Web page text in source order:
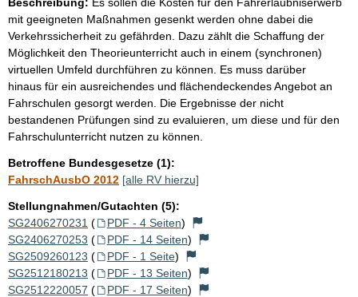
mit geeigneten Maßnahmen gesenkt werden ohne dabei die
Verkehrssicherheit zu gefährden. Dazu zählt die Schaffung der
Möglichkeit den Theorieunterricht auch in einem (synchronen)
virtuellen Umfeld durchführen zu können. Es muss darüber
hinaus für ein ausreichendes und flächendeckendes Angebot an
Fahrschulen gesorgt werden. Die Ergebnisse der nicht
bestandenen Prüfungen sind zu evaluieren, um diese und für den
Fahrschulunterricht nutzen zu können.
Betroffene Bundesgesetze (1):
FahrschAusbO 2012 [alle RV hierzu]
Stellungnahmen/Gutachten (5):
SG2406270231 ( PDF - 4 Seiten)
SG2406270253 ( PDF - 14 Seiten)
SG2509260123 ( PDF - 1 Seite)
SG2512180213 ( PDF - 13 Seiten)
SG2512220057 ( PDF - 17 Seiten)